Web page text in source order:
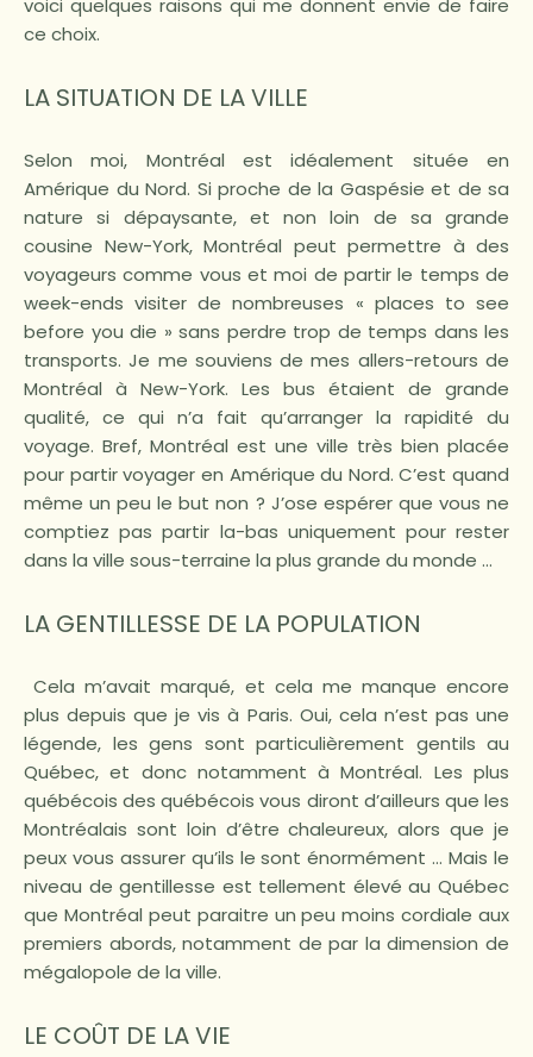
voici quelques raisons qui me donnent envie de faire
ce choix.
LA SITUATION DE LA VILLE
Selon moi, Montréal est idéalement située en
Amérique du Nord. Si proche de la Gaspésie et de sa
nature si dépaysante, et non loin de sa grande
cousine New-York, Montréal peut permettre à des
voyageurs comme vous et moi de partir le temps de
week-ends visiter de nombreuses « places to see
before you die » sans perdre trop de temps dans les
transports. Je me souviens de mes allers-retours de
Montréal à New-York. Les bus étaient de grande
qualité, ce qui n’a fait qu’arranger la rapidité du
voyage. Bref, Montréal est une ville très bien placée
pour partir voyager en Amérique du Nord. C’est quand
même un peu le but non ? J’ose espérer que vous ne
comptiez pas partir la-bas uniquement pour rester
dans la ville sous-terraine la plus grande du monde …
LA GENTILLESSE DE LA POPULATION
Cela m’avait marqué, et cela me manque encore
plus depuis que je vis à Paris. Oui, cela n’est pas une
légende, les gens sont particulièrement gentils au
Québec, et donc notamment à Montréal. Les plus
québécois des québécois vous diront d’ailleurs que les
Montréalais sont loin d’être chaleureux, alors que je
peux vous assurer qu’ils le sont énormément … Mais le
niveau de gentillesse est tellement élevé au Québec
que Montréal peut paraitre un peu moins cordiale aux
premiers abords, notamment de par la dimension de
mégalopole de la ville.
LE COÛT DE LA VIE